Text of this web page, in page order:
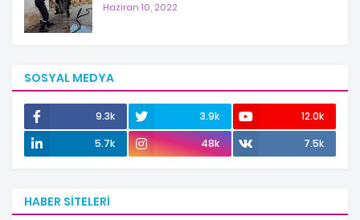
Haziran 10, 2022
SOSYAL MEDYA
9.3k 3.9k
12.0k
5.7k
48k 7.5k
HABER SITELERI